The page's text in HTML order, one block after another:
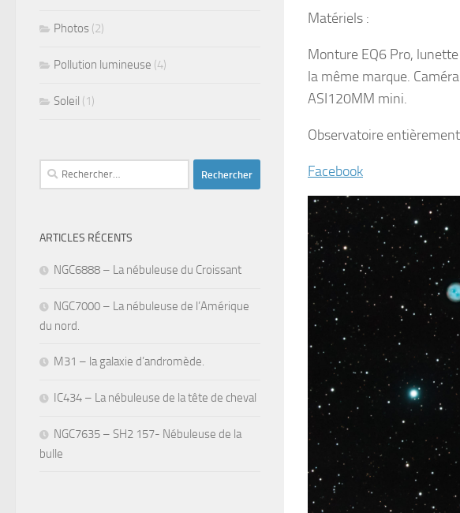
Matériels :
Monture EQ6 Pro,
la même marque.
ASI120MM mini.
Observatoire
Facebook
Photos (2)
Pollution lumineuse (4)
Soleil (1)
Rechercher :
ARTICLES RÉCENTS
NGC6888 – La nébuleuse du Croissant
NGC7000 – La nébuleuse de l’Amérique
du nord.
M31 – la galaxie d’andromède.
IC434 – La nébuleuse de la tête de cheval
NGC7635 – SH2 157- Nébuleuse de la
bulle